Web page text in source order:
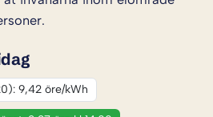
9,42 öre/kWh